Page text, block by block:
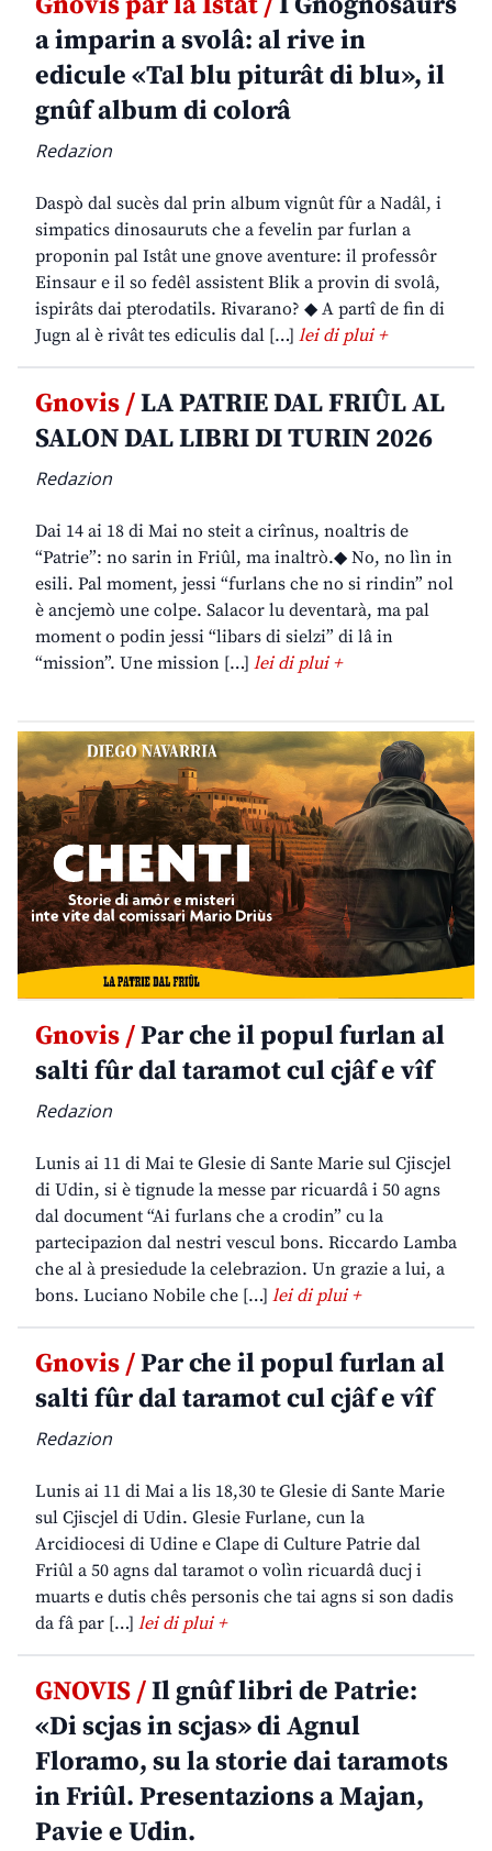
a imparin a svolâ: al rive in
edicule «Tal blu piturât di blu», il
gnûf album di colorâ
Redazion
Daspò dal sucès dal prin album vignût fûr a Nadâl, i
simpatics dinosauruts che a fevelin par furlan a
proponin pal Istât une gnove aventure: il professôr
Einsaur e il so fedêl assistent Blik a provin di svolâ,
ispirâts dai pterodatils. Rivarano? ◆ A partî de fin di
Jugn al è rivât tes ediculis dal […] lei di plui +
Gnovis /LA PATRIE DAL FRIÛL AL
SALON DAL LIBRI DI TURIN 2026
Redazion
Dai 14 ai 18 di Mai no steit a cirînus, noaltris de
“Patrie”: no sarin in Friûl, ma inaltrò.◆ No, no lìn in
esili. Pal moment, jessi “furlans che no si rindin” nol
è ancjemò une colpe. Salacor lu deventarà, ma pal
moment o podin jessi “libars di sielzi” di lâ in
“mission”. Une mission […] lei di plui +
Gnovis /Par che il popul furlan al
salti fûr dal taramot cul cjâf e vîf
Redazion
Lunis ai 11 di Mai te Glesie di Sante Marie sul Cjiscjel
di Udin, si è tignude la messe par ricuardâ i 50 agns
dal document “Ai furlans che a crodin” cu la
partecipazion dal nestri vescul bons. Riccardo Lamba
che al à presiedude la celebrazion. Un grazie a lui, a
bons. Luciano Nobile che […] lei di plui +
Gnovis /Par che il popul furlan al
salti fûr dal taramot cul cjâf e vîf
Redazion
Lunis ai 11 di Mai a lis 18,30 te Glesie di Sante Marie
sul Cjiscjel di Udin. Glesie Furlane, cun la
Arcidiocesi di Udine e Clape di Culture Patrie dal
Friûl a 50 agns dal taramot o volìn ricuardâ ducj i
muarts e dutis chês personis che tai agns si son dadis
da fâ par […] lei di plui +
GNOVIS /Il gnûf libri de Patrie:
«Di scjas in scjas» di Agnul
Floramo, su la storie dai taramots
in Friûl. Presentazions a Majan,
Pavie e Udin.